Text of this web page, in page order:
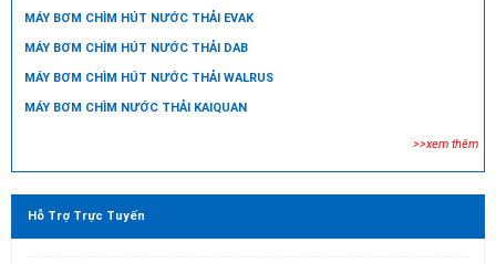
MÁY BƠM CHÌM HÚT NƯỚC THẢI EVAK
MÁY BƠM CHÌM HÚT NƯỚC THẢI DAB
MÁY BƠM CHÌM HÚT NƯỚC THẢI WALRUS
MÁY BƠM CHÌM NƯỚC THẢI KAIQUAN
>>xem thêm
Hỗ Trợ Trực Tuyến